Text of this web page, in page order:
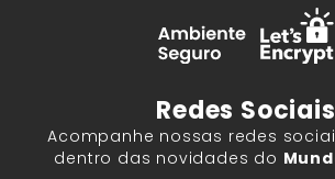
Redes Sociais
Acompanhe nossas redes
dentro das novidades do